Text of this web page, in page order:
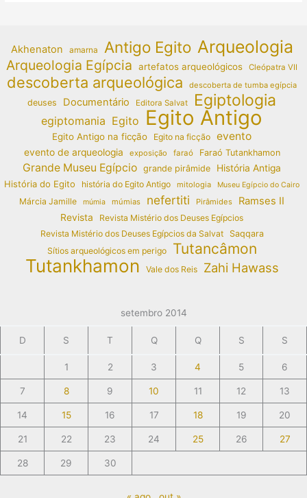
Akhenaton amarna Antigo Egito Arqueologia
Arqueologia Egípcia artefatos arqueológicos Cleópatra VII
descoberta arqueológica descoberta de tumba egípcia
deuses Documentário Editora Salvat Egiptologia
egiptomania Egito Egito Antigo
Egito Antigo na ficção Egito na ficção evento
evento de arqueologia exposição faraó Faraó Tutankhamon
Grande Museu Egípcio grande pirâmide
História Antiga
História do Egito
história do Egito Antigo mitologia Museu Egípcio do Cairo
Márcia Jamille múmia múmias nefertiti Pirâmides Ramses II
Revista
Revista Mistério dos Deuses Egípcios
Revista Mistério dos Deuses Egípcios da Salvat
Saqqara
Sítios arqueológicos em perigo
Tutancâmon
Tutankhamon Vale dos Reis Zahi Hawass
setembro 2014
D S T Q Q S S
1 2 3 4 5 6
7 8 9 10 11 12 13
14 15 16 17 18 19 20
21 22 23 24 25 26 27
28 29 30